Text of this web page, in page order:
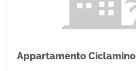
Appartamento Ciclamino